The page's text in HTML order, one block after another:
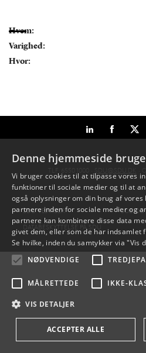
Hvem:
Varighed:
Hvor:
SDU VEJVISER
JOB OG
DATABESKYTTELSE PÅ SDU
Denne hjemmeside
Vi bruger cookies til at tilpasse vores
funktioner til sociale medier og til at
også oplysninger om din brug af
partnere inden for sociale medier og
partnere kan kombinere disse data
givet dem, eller som de har indsamlet
Se hvilke, inden du samtykker via "Vis
NØDVENDIGE
MÅLRETTEDE IKKE-
VIS DETALJER
ACCEPTER ALLE